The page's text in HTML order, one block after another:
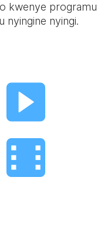
kwenye programu
nyingine nyingi.